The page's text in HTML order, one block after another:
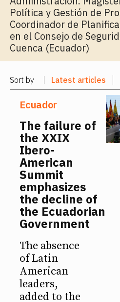
Política y Gestión de
Coordinador de
en el Consejo de
Cuenca (Ecuador)
Sort by Latest articles
Ecuador
The failure of
the XXIX
Ibero-
American
Summit
emphasizes
the decline of
the Ecuadorian
Government
The absence
of Latin
American
leaders,
added to the